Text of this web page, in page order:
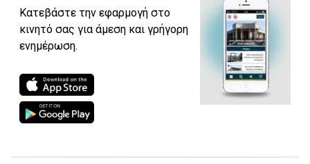
Κατεβάστε την εφαρμογή στο
κινητό σας για άμεση και γρήγορη
ενημέρωση.